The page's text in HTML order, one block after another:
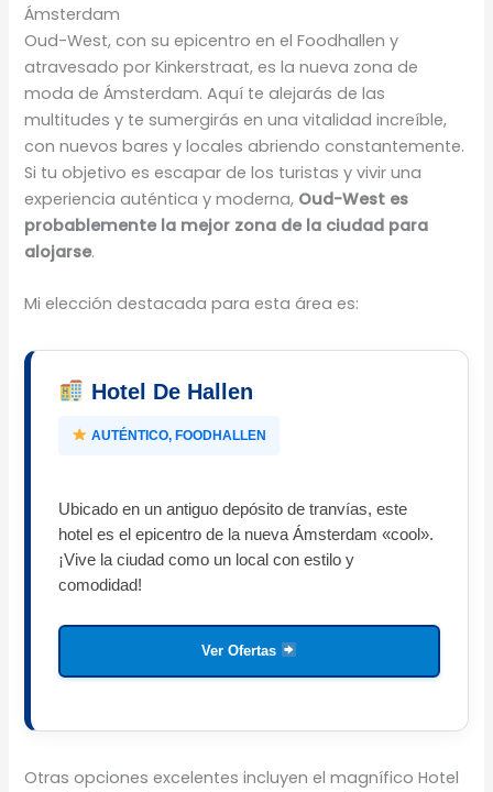
Ámsterdam
Oud-West, con su epicentro en el Foodhallen y
atravesado por Kinkerstraat, es la nueva zona de
moda de Ámsterdam. Aquí te alejarás de las
multitudes y te sumergirás en una vitalidad increíble,
con nuevos bares y locales abriendo constantemente.
Si tu objetivo es escapar de los turistas y vivir una
experiencia auténtica y moderna, Oud-West es
probablemente la mejor zona de la ciudad para
alojarse.
Mi elección destacada para esta área es:
Hotel De Hallen
AUTÉNTICO, FOODHALLEN
Ubicado en un antiguo depósito de tranvías, este
hotel es el epicentro de la nueva Ámsterdam «cool».
¡Vive la ciudad como un local con estilo y
comodidad!
Ver Ofertas
Otras opciones excelentes incluyen el magnífico Hotel